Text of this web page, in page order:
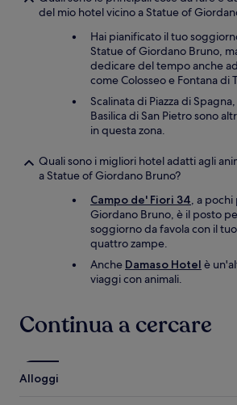
del mio hotel vicino a Statue of
Hai pianificato il tuo
Statue of Giordano Bruno,
dedicare del tempo anche
come Colosseo e Fontana di
Scalinata di Piazza di
Basilica di San Pietro sono
in questa zona.
Quali sono i migliori hotel adatti agli
a Statue of Giordano Bruno?
Campo de' Fiori 34, a pochi
Giordano Bruno, è il posto
soggiorno da favola con il
quattro zampe.
Anche Damaso Hotel è
viaggi con animali.
Continua a cercare
Alloggi